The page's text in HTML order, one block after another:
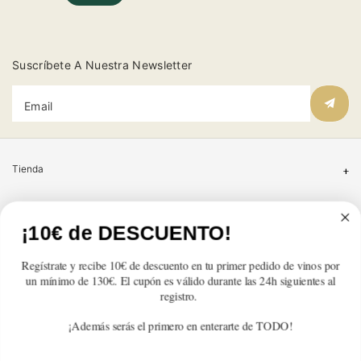
Suscríbete A Nuestra Newsletter
Email
Tienda
Categorías
Información
¡10€ de DESCUENTO!
Regístrate y recibe 10€ de descuento en tu primer pedido de vinos por
un mínimo de 130€. El cupón es válido durante las 24h siguientes al
registro.
¡Además serás el primero en enterarte de TODO!